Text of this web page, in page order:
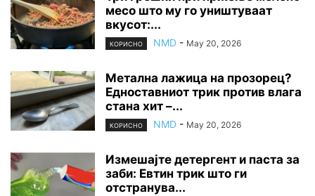
месо што му го уништуваат
вкусот:...
КОРИСНО NMD - May 20, 2026
Метална лажица на прозорец?
Едноставниот трик против влага
стана хит –...
КОРИСНО NMD - May 20, 2026
Измешајте детергент и паста за
заби: Евтин трик што ги
отстранува...